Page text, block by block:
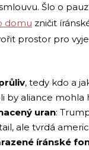
Šlo o
domu zničit
prostor pro
, tedy kdo a
by aliance
uran:
ale tvrdá
íránské